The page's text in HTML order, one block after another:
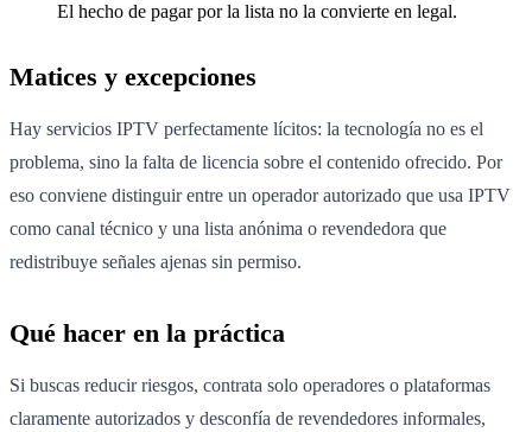
El hecho de pagar por la lista no la convierte en legal.
Matices y excepciones
Hay servicios IPTV perfectamente lícitos: la tecnología no es el
problema, sino la falta de licencia sobre el contenido ofrecido. Por
eso conviene distinguir entre un operador autorizado que usa IPTV
como canal técnico y una lista anónima o revendedora que
redistribuye señales ajenas sin permiso.
Qué hacer en la práctica
Si buscas reducir riesgos, contrata solo operadores o plataformas
claramente autorizados y desconfía de revendedores informales,